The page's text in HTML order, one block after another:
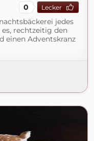
0 Lecker
jedes
es, rechtzeitig den
einen Adventskranz